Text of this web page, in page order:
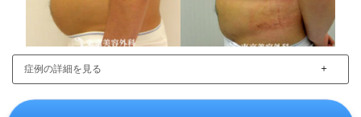
症例の詳細を見る ＋